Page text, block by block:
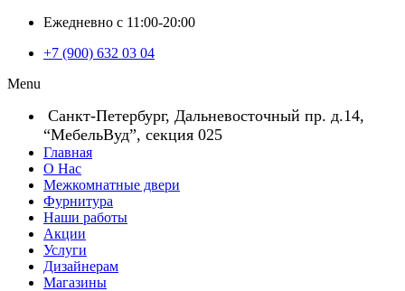
Ежедневно с 11:00-20:00
+7 (900) 632 03 04
Menu
Санкт-Петербург, Дальневосточный пр. д.14,
“МебельВуд”, секция 025
Главная
О Нас
Межкомнатные двери
Фурнитура
Наши работы
Акции
Услуги
Дизайнерам
Магазины